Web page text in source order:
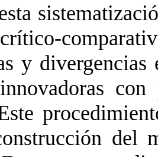
y divergencias
del